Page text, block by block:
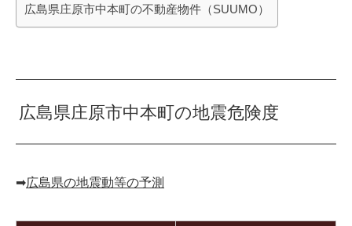
広島県庄原市中本町の不動産物件（SUUMO）
広島県庄原市中本町の地震危険度
➡︎広島県の地震動等の予測